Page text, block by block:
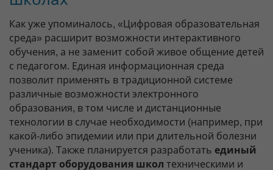
Как уже упоминалось, «Цифровая образовательная
среда» расширит возможности интерактивного
обучения, а не заменит собой живое общение детей
с педагогом. Единая информационная среда
позволит применять в традиционной системе
различные возможности электронного
образования, в том числе и дистанционные
технологии в случае необходимости (например, при
какой-либо эпидемии или при длительной болезни
ученика). Также планируется разработать единый
стандарт оборудования школ техническими и